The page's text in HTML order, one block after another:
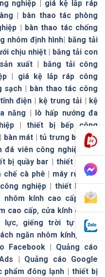
nghiệp
giá kệ lắp ráp
bàn thao tác phòng
bàn thao tác chống
nhôm định hình
băng tải
chịu nhiệt|
băng tải con
xuất|
băng tải công
| giá kệ lắp ráp công
sạch
bàn thao tác công
điện kệ trung tải
kệ
năng
lò hấp nướng đa
|thiết bị bếp công
bàn mát tủ trưng bày |tủ
đá viên công nghiệp |tủ
bị quầy bar
thiết bị chế
chế cà phê
máy rửa bát
nghiệp
thiết bị bếp
nhôm kính cao cấp ,cửa
cao cấp, cửa kính cường
lực, giếng trời tự đóng
ngăn nhôm kính,
vách
Facebook
Quảng cáo
Quảng cáo Google
phẩm đông lạnh |thiết bị